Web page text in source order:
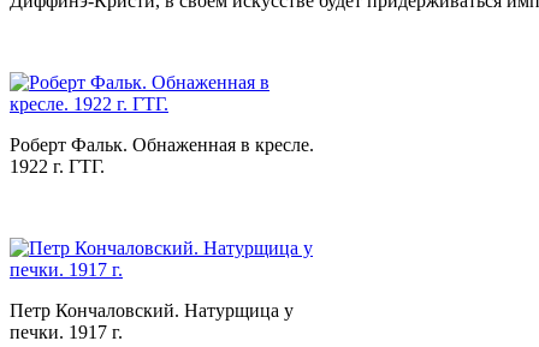
Роберт Фальк. Обнаженная в кресле.
1922 г. ГТГ.
Петр Кончаловский. Натурщица у
печки. 1917 г.